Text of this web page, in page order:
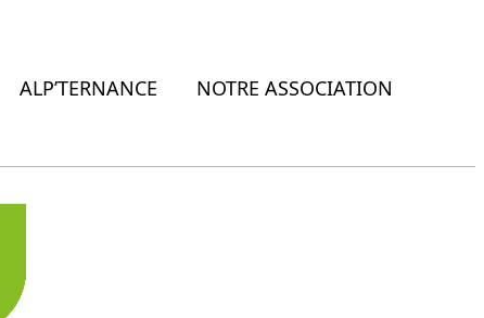
ALP’TERNANCE NOTRE ASSOCIATION